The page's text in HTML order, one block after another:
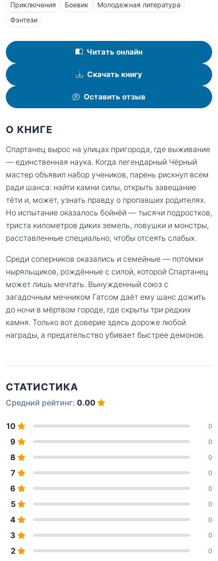
Приключения Боевик
Молодежная литература
Фэнтези
Читать онлайн
Скачать книгу
Оставить отзыв
О КНИГЕ
Спартанец вырос на улицах пригорода, где выживание
— единственная наука. Когда легендарный Чёрный
мастер объявил набор учеников, парень рискнул всем
ради шанса: найти камни силы, открыть завещание
тёти и, может, узнать правду о пропавших родителях.
Но испытание оказалось бойнёй — тысячи подростков,
триста километров диких земель, ловушки и монстры,
расставленные специально, чтобы отсеять слабых.
Среди соперников оказались и семейные — потомки
ныряльщиков, рождённые с силой, которой Спартанец
может лишь мечтать. Вынужденный союз с
загадочным мечником Гатсом даёт ему шанс дожить
до ночи в мёртвом городе, где скрыты три редких
камня. Только вот доверие здесь дороже любой
награды, а предательство убивает быстрее демонов.
СТАТИСТИКА
Средний рейтинг: 0.00
10 0
9 0
8 0
7 0
6 0
5 0
4 0
3 0
2 0